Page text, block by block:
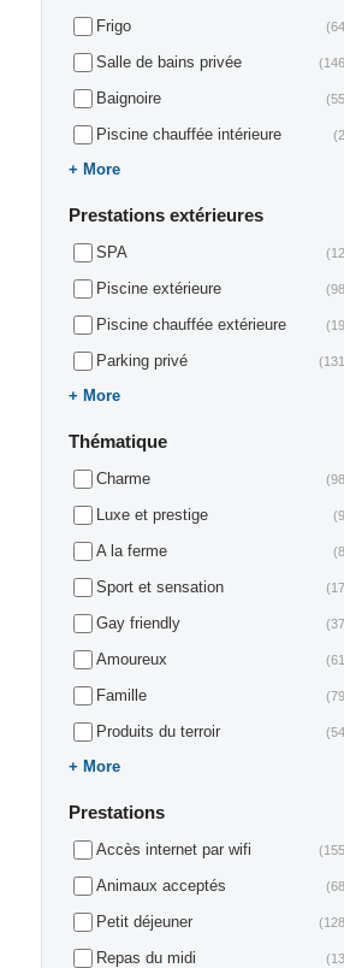
Frigo
Salle de bains privée
Baignoire
Piscine chauffée intérieure
More
Prestations extérieures
SPA
Piscine extérieure
Piscine chauffée extérieure
Parking privé
More
Thématique
Charme
Luxe et prestige
A la ferme
Sport et sensation
Gay friendly
Amoureux
Famille
Produits du terroir
More
Prestations
Accès internet par wifi
Animaux acceptés
Petit déjeuner
Repas du midi